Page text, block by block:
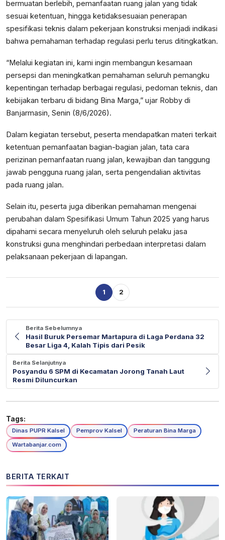
bermuatan berlebih, pemanfaatan ruang jalan yang tidak
sesuai ketentuan, hingga ketidaksesuaian penerapan
spesifikasi teknis dalam pekerjaan konstruksi menjadi indikasi
bahwa pemahaman terhadap regulasi perlu terus ditingkatkan.
“Melalui kegiatan ini, kami ingin membangun kesamaan
persepsi dan meningkatkan pemahaman seluruh pemangku
kepentingan terhadap berbagai regulasi, pedoman teknis, dan
kebijakan terbaru di bidang Bina Marga,” ujar Robby di
Banjarmasin, Senin (8/6/2026).
Dalam kegiatan tersebut, peserta mendapatkan materi terkait
ketentuan pemanfaatan bagian-bagian jalan, tata cara
perizinan pemanfaatan ruang jalan, kewajiban dan tanggung
jawab pengguna ruang jalan, serta pengendalian aktivitas
pada ruang jalan.
Selain itu, peserta juga diberikan pemahaman mengenai
perubahan dalam Spesifikasi Umum Tahun 2025 yang harus
dipahami secara menyeluruh oleh seluruh pelaku jasa
konstruksi guna menghindari perbedaan interpretasi dalam
pelaksanaan pekerjaan di lapangan.
1 2
Berita Sebelumnya
Hasil Buruk Persemar Martapura di Laga Perdana 32
Besar Liga 4, Kalah Tipis dari Pesik
Berita Selanjutnya
Posyandu 6 SPM di Kecamatan Jorong Tanah Laut
Resmi Diluncurkan
Tags:
Dinas PUPR Kalsel Pemprov Kalsel
Peraturan Bina Marga
Wartabanjar.com
BERITA TERKAIT